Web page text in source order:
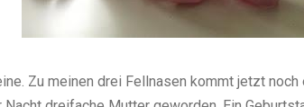
Zu meinen drei Fellnasen kommt jetzt